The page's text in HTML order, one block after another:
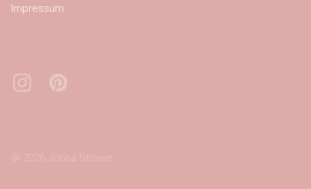
Impressum
InstagramPinterest
© 2026 Jonna Struwe.